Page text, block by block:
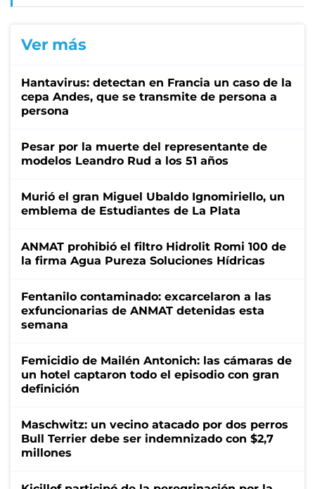
Ver más
Hantavirus: detectan en Francia un caso de la
cepa Andes, que se transmite de persona a
persona
Pesar por la muerte del representante de
modelos Leandro Rud a los 51 años
Murió el gran Miguel Ubaldo Ignomiriello, un
emblema de Estudiantes de La Plata
ANMAT prohibió el filtro Hidrolit Romi 100 de
la firma Agua Pureza Soluciones Hídricas
Fentanilo contaminado: excarcelaron a las
exfuncionarias de ANMAT detenidas esta
semana
Femicidio de Mailén Antonich: las cámaras de
un hotel captaron todo el episodio con gran
definición
Maschwitz: un vecino atacado por dos perros
Bull Terrier debe ser indemnizado con $2,7
millones